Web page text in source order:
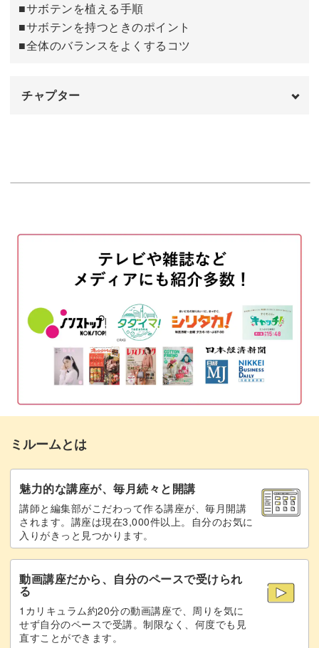
可愛く寄せ植えしたサボテンをお気に入りの場所に飾っ
て、サボテンのある生活を楽しんでみてくださいね♪
■サボテンを植える手順
■サボテンを持つときのポイント
■全体のバランスをよくするコツ
チャプター
配置を決める
メインのサボテンを植える
隙間に小さいサボテンを植える 14:45
化粧砂とココヤシファイバーをのせる
サボテンの寄せ植えの水やり方法
完成♪ 22:22
ミルームとは
魅力的な講座が、毎月続々と開講
講師と編集部がこだわって作る講座が、毎月開講
されます。講座は現在3,000件以上。自分のお気に
入りがきっと見つかります。
動画講座だから、自分のペースで受けられ
る
1カリキュラム約20分の動画講座で、周りを気に
せず自分のペースで受講。制限なく、何度でも見
直すことができます。